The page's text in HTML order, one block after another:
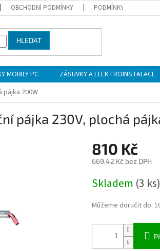
OBCHODNÍ PODMÍNKY PODMÍNKY OCHRANY
HLEDAT
MOBILY PC
ZÁSUVKY A ELEKTROINSTALACE
pájka 200W
pájka 230V, plochá
810 Kč
669,42 Kč bez DPH
cena:
Skladem (3 ks)
Můžeme doručit do: